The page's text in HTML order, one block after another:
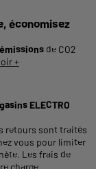
économisez
de CO2
+
ELECTRO
retours sont traités
vous pour limiter
Les frais de